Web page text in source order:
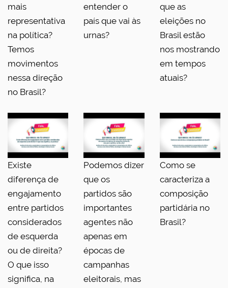
mais
representativa
na política?
Temos
movimentos
nessa direção
no Brasil?
entender o
país que vai às
urnas?
que as
eleições no
Brasil estão
nos mostrando
em tempos
atuais?
Existe
diferença de
engajamento
entre partidos
considerados
de esquerda
ou de direita?
O que isso
significa, na
Podemos dizer
que os
partidos são
importantes
agentes não
apenas em
épocas de
campanhas
eleitorais, mas
Como se
caracteriza a
composição
partidária no
Brasil?